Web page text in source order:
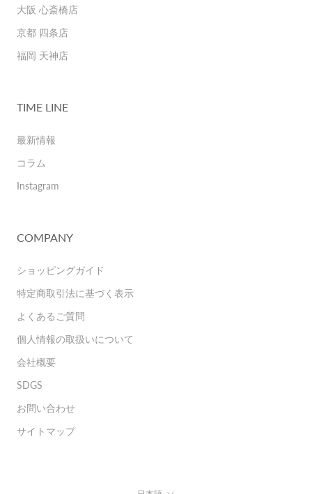
大阪 心斎橋店
京都 四条店
福岡 天神店
TIME LINE
最新情報
コラム
Instagram
COMPANY
ショッピングガイド
特定商取引法に基づく表示
よくあるご質問
個人情報の取扱いについて
会社概要
SDGS
お問い合わせ
サイトマップ